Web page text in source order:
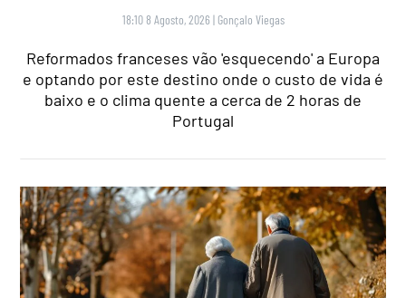
18:10 8 Agosto, 2026 | Gonçalo Viegas
Reformados franceses vão 'esquecendo' a Europa
e optando por este destino onde o custo de vida é
baixo e o clima quente a cerca de 2 horas de
Portugal